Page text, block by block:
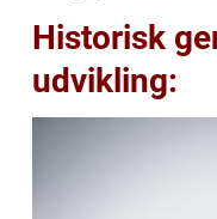
Historisk
udvikling: